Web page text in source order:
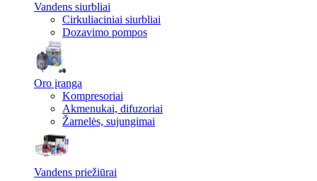
Vandens siurbliai
Cirkuliaciniai siurbliai
Dozavimo pompos
Oro įranga
Kompresoriai
Akmenukai, difuzoriai
Žarnelės, sujungimai
Vandens priežiūrai